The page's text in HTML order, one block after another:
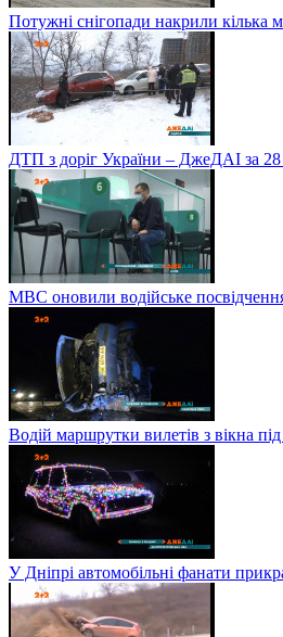
Потужні снігопади накрили кілька
ДТП з доріг України – ДжеДАІ за
МВС оновили водійське
Водій маршрутки вилетів з вікна
У Дніпрі автомобільні фанати